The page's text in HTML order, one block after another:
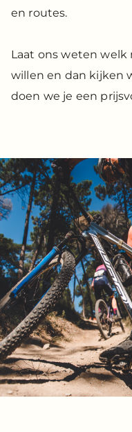
en routes.
Laat ons weten welk
willen en dan kijken
doen we je een